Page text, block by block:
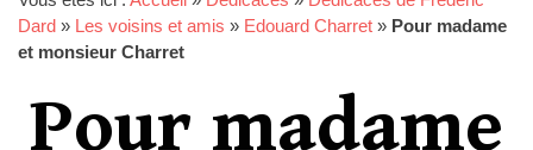
Dard » Les voisins et amis » Edouard Charret » Pour madame
et monsieur Charret
Pour madame